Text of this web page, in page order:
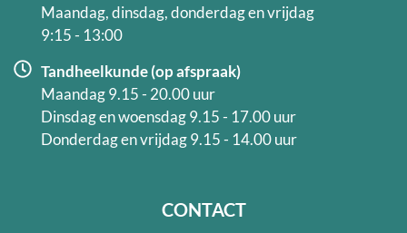
Maandag, dinsdag, donderdag en vrijdag
9:15 - 13:00
Tandheelkunde (op afspraak)
Maandag 9.15 - 20.00 uur
Dinsdag en woensdag 9.15 - 17.00 uur
Donderdag en vrijdag 9.15 - 14.00 uur
CONTACT